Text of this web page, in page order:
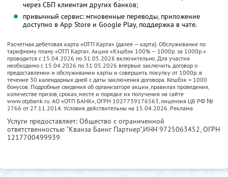
через СБП клиентам других банков;
привычный сервис: мгновенные переводы, приложение
доступно в App Store и Google Play, поддержка в чате.
Расчетная дебетовая карта «ОТП Карта» (далее — карта). Обслуживание по
тарифному плану «ОТП Карта». Акция «Кэшбэк 100% — 1000р. за 1000р.»
проводится с 15.04.2026 по 31.05.2026 включительно. Для участия
необходимо с 15.04.2026 по 31.05.2026 впервые заключить договор о
предоставлении и обслуживании карты и совершить покупку от 1000р. в
течение 30 календарных дней с даты заключения договора. Кешбэк = 1000
бонусов. Подробные сведения об организаторе акции, правилах проведения,
количестве призов, сроках, месте и порядке их получения на сайте
www.otpbank.ru. АО «ОТП БАНК», ОГРН 1027739176563, лицензия ЦБ РФ №
2766 от 27.11.2014. Условия действительны на 15.04.2026. Реклама
Услуги предоставляет: Общество с ограниченной
ответственностью "Кванза Баинг Партнер",ИНН 9725063452, ОГРН
1217700499939